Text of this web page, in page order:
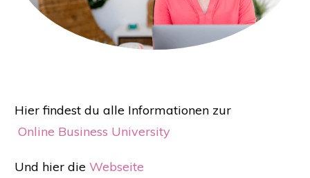
Hier findest du alle Informationen zur
Online Business University
Und hier die Webseite